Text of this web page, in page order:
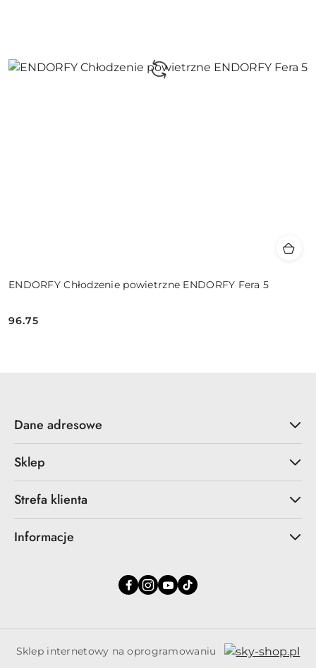
ENDORFY Chłodzenie powietrzne ENDORFY Fera 5
Cena:
96.75
Dane adresowe
Sklep
Strefa klienta
Informacje
Sklep internetowy na oprogramowaniu